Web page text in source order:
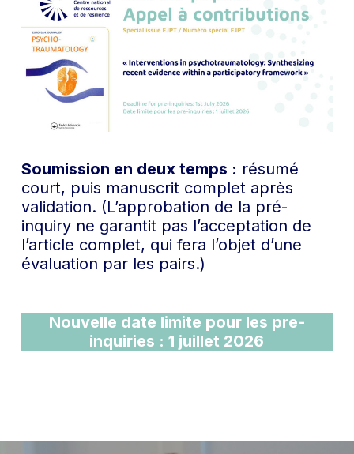
Soumission en deux temps : résumé
court, puis manuscrit complet après
validation. (L’approbation de la pré-
inquiry ne garantit pas l’acceptation de
l’article complet, qui fera l’objet d’une
évaluation par les pairs.)
Nouvelle date limite pour les pre-
inquiries : 1 juillet 2026